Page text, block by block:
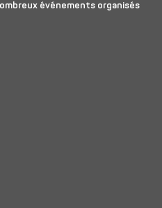
événements organisés